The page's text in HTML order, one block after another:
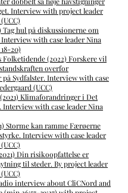
Interview with project leader
Tag hul på diskussionerne om
with case leader Nina
20)
Folketidende (2022) Forskere vil
overfor
Sydfalster. Interview with case
(UCC)
Klimaforandringer i Det
Interview with case leader Nina
Storme kan ramme Færøerne
Interview with case leader
Din risikoopfattelse er
til steder. By project leader
interviewabout CliCNord and